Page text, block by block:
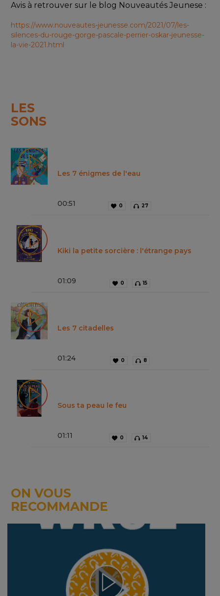
Avis à retrouver sur le blog Nouveautés Jeunese :
https://www.nouveautes-jeunesse.com/2021/07/les-
silences-du-rouge-gorge-pascale-perrier-oskar-jeunesse-
la-vie-2021.html
LES
SONS
Les 7 énigmes de l'eau
00:51 0 27
Kiki la petite sorcière : l'étrange pays
01:09 0 15
Les 7 citadelles
01:24 0 8
Sous ta peau le feu
01:11 0 14
ON VOUS
RECOMMANDE